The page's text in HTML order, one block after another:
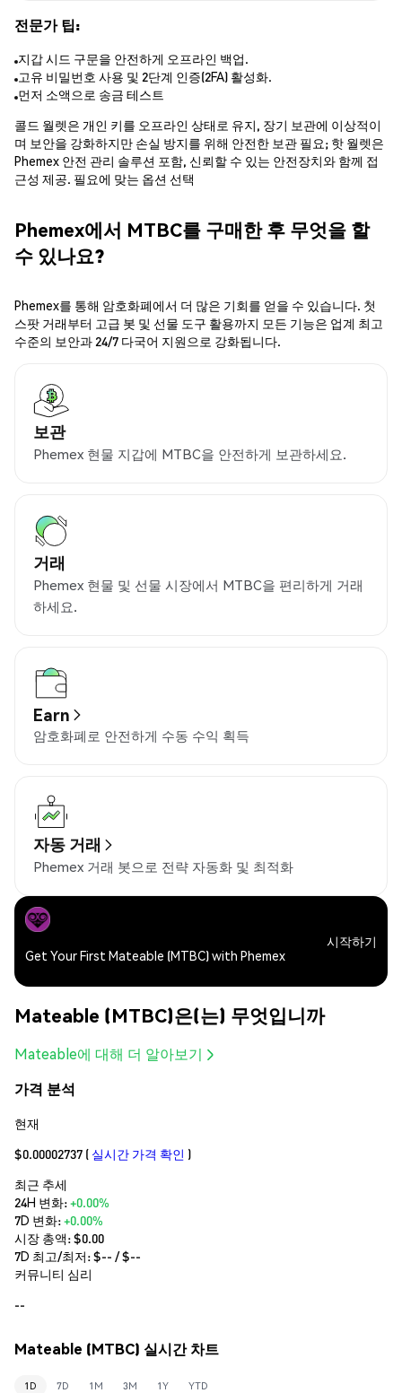
전문가 팁:
지갑 시드 구문을 안전하게 오프라인 백업.
고유 비밀번호 사용 및 2단계 인증(2FA) 활성화.
먼저 소액으로 송금 테스트
콜드 월렛은 개인 키를 오프라인 상태로 유지, 장기 보관에 이상적이
며 보안을 강화하지만 손실 방지를 위해 안전한 보관 필요; 핫 월렛은
Phemex 안전 관리 솔루션 포함, 신뢰할 수 있는 안전장치와 함께 접
근성 제공. 필요에 맞는 옵션 선택
Phemex에서 MTBC를 구매한 후 무엇을 할
수 있나요?
Phemex를 통해 암호화폐에서 더 많은 기회를 얻을 수 있습니다. 첫
스팟 거래부터 고급 봇 및 선물 도구 활용까지 모든 기능은 업계 최고
수준의 보안과 24/7 다국어 지원으로 강화됩니다.
보관
Phemex 현물 지갑에 MTBC을 안전하게 보관하세요.
거래
Phemex 현물 및 선물 시장에서 MTBC을 편리하게 거래
하세요.
Earn
암호화폐로 안전하게 수동 수익 획득
자동 거래
Phemex 거래 봇으로 전략 자동화 및 최적화
Get Your First Mateable (MTBC) with Phemex
시작하기
Mateable (MTBC)은(는) 무엇입니까
Mateable에 대해 더 알아보기
가격 분석
현재
$0.00002737 ( 실시간 가격 확인 )
최근 추세
24H 변화:+0.00%
7D 변화:+0.00%
시장 총액:$0.00
7D 최고/최저: $-- / $--
커뮤니티 심리
--
Mateable (MTBC) 실시간 차트
1D 7D 1M 3M 1Y YTD